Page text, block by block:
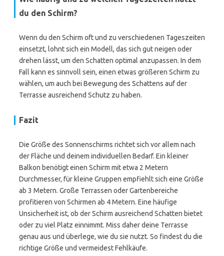
du den Schirm?
Wenn du den Schirm oft und zu verschiedenen Tageszeiten
einsetzt, lohnt sich ein Modell, das sich gut neigen oder
drehen lässt, um den Schatten optimal anzupassen. In dem
Fall kann es sinnvoll sein, einen etwas größeren Schirm zu
wählen, um auch bei Bewegung des Schattens auf der
Terrasse ausreichend Schutz zu haben.
Fazit
Die Größe des Sonnenschirms richtet sich vor allem nach
der Fläche und deinem individuellen Bedarf. Ein kleiner
Balkon benötigt einen Schirm mit etwa 2 Metern
Durchmesser, für kleine Gruppen empfiehlt sich eine Größe
ab 3 Metern. Große Terrassen oder Gartenbereiche
profitieren von Schirmen ab 4 Metern. Eine häufige
Unsicherheit ist, ob der Schirm ausreichend Schatten bietet
oder zu viel Platz einnimmt. Miss daher deine Terrasse
genau aus und überlege, wie du sie nutzt. So findest du die
richtige Größe und vermeidest Fehlkäufe.